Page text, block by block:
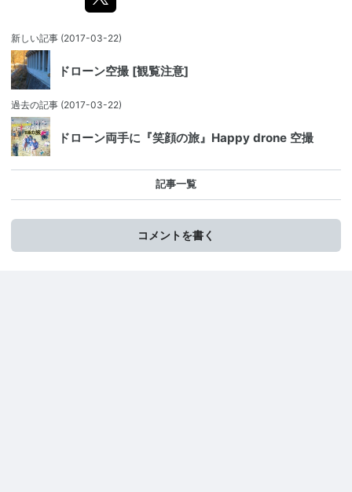
新しい記事 (2017-03-22)
ドローン空撮 [観覧注意]
過去の記事 (2017-03-22)
ドローン両手に『笑顔の旅』Happy drone 空撮
記事一覧
コメントを書く